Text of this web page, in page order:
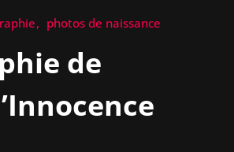
photos de naissance
de